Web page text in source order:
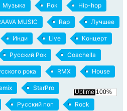
Музыка Рок Hip-hop
MUSIC Rap Лучшее
Инди Live Концерт
Русский Рок Coachella
рока RMX House
StarPro
Русский поп Rock